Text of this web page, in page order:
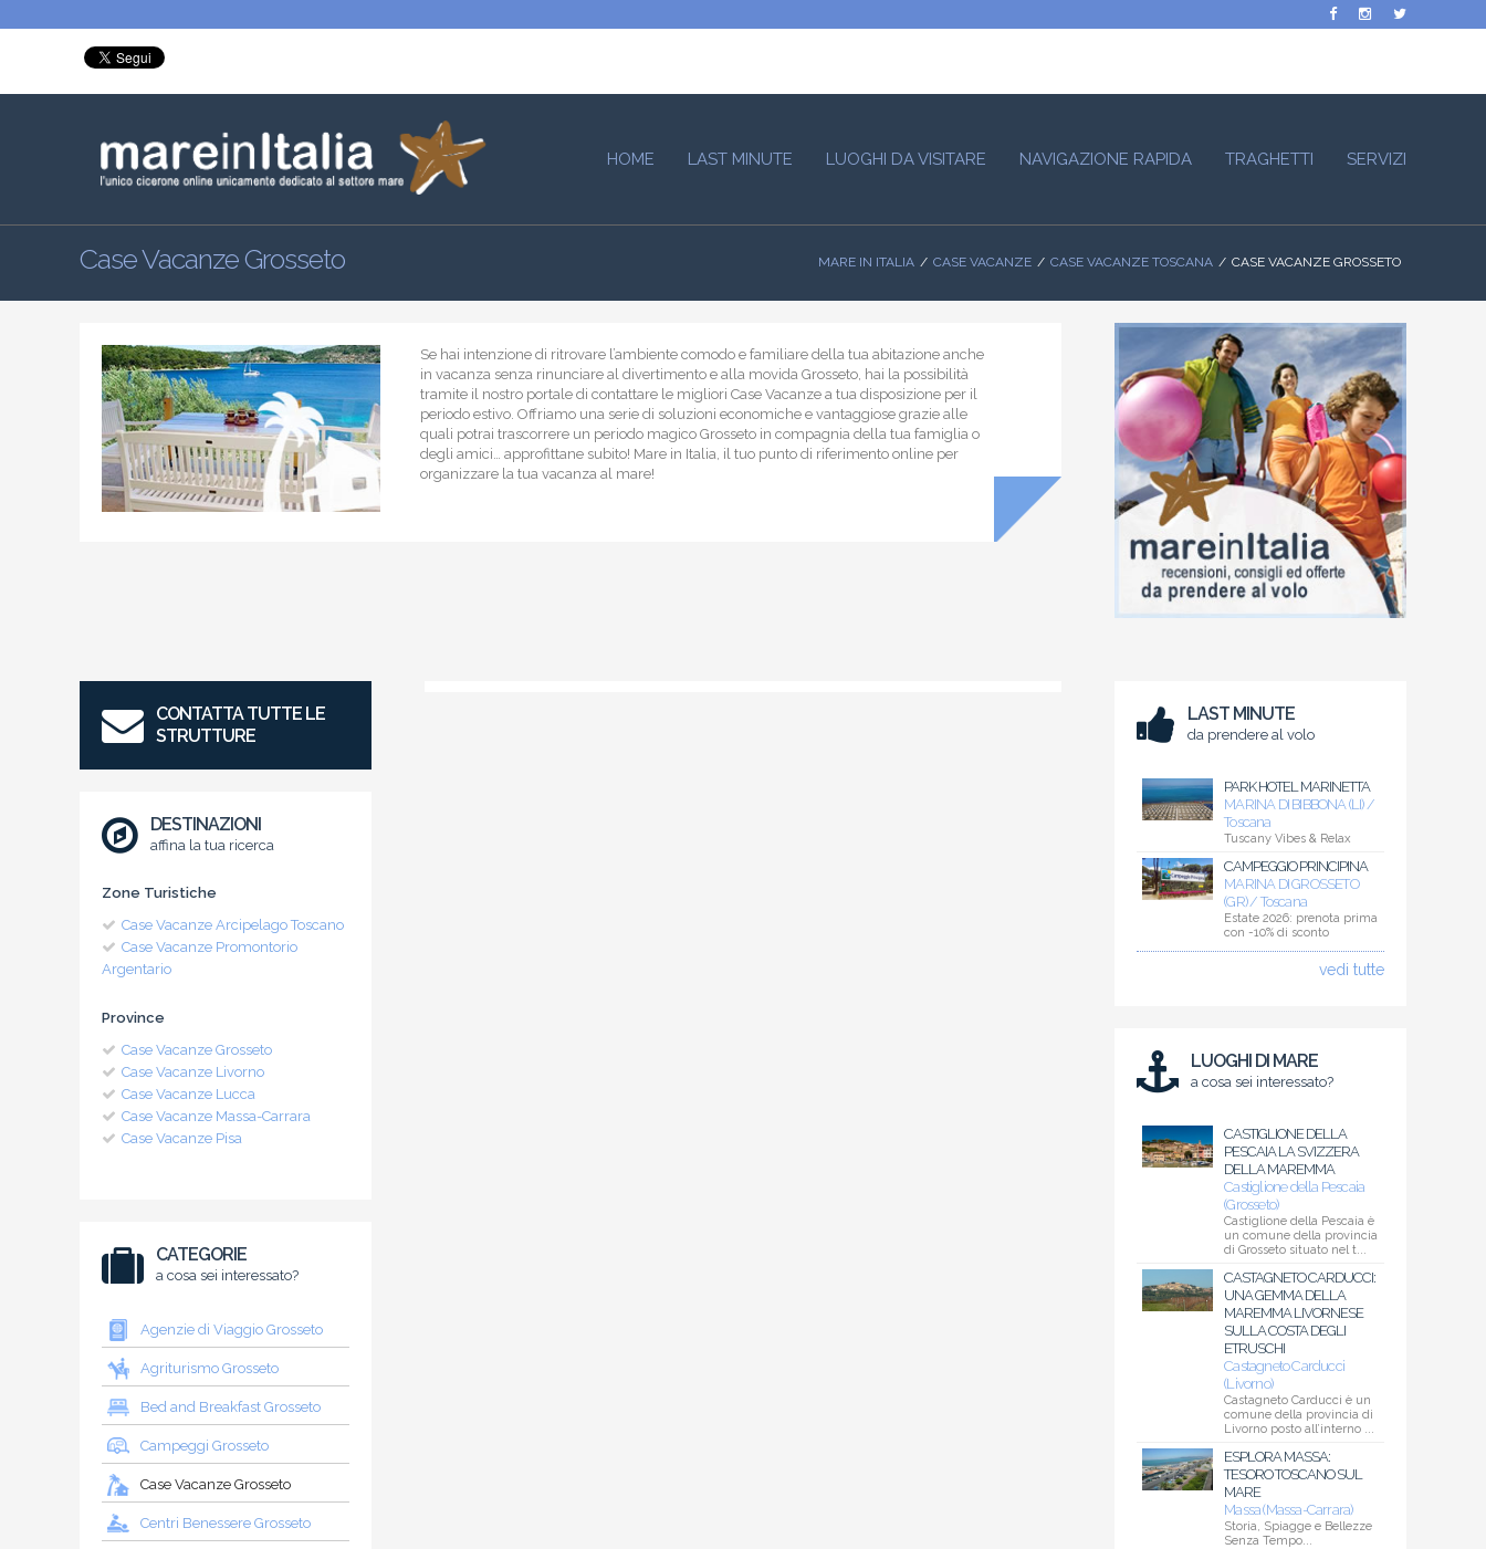
HOME LAST MINUTE LUOGHI DA VISITARE NAVIGAZIONE RAPIDA TRAGHETTI SERVIZI
Case Vacanze Grosseto MARE IN ITALIA CASE VACANZE CASE VACANZE TOSCANA CASE VACANZE GROSSETO
Se hai intenzione di ritrovare l’ambiente comodo e familiare della tua abitazione anche
in vacanza senza rinunciare al divertimento e alla movida Grosseto, hai la possibilità
tramite il nostro portale di contattare le migliori Case Vacanze a tua disposizione per il
periodo estivo. Offriamo una serie di soluzioni economiche e vantaggiose grazie alle
quali potrai trascorrere un periodo magico Grosseto in compagnia della tua famiglia o
degli amici… approfittane subito! Mare in Italia, il tuo punto di riferimento online per
organizzare la tua vacanza al mare!
CONTATTA TUTTE LE
STRUTTURE
DESTINAZIONI
affina la tua ricerca
Zone Turistiche
Case Vacanze Arcipelago Toscano
Case Vacanze Promontorio
Argentario
Province
Case Vacanze Grosseto
Case Vacanze Livorno
Case Vacanze Lucca
Case Vacanze Massa-Carrara
Case Vacanze Pisa
CATEGORIE
a cosa sei interessato?
Agenzie di Viaggio Grosseto
Agriturismo Grosseto
Bed and Breakfast Grosseto
Campeggi Grosseto
Case Vacanze Grosseto
Centri Benessere Grosseto
LAST MINUTE
da prendere al volo
PARK HOTEL MARINETTA
MARINA DI BIBBONA (LI) /
Toscana
Tuscany Vibes & Relax
CAMPEGGIO PRINCIPINA
MARINA DI GROSSETO
(GR) / Toscana
Estate 2026: prenota prima
con -10% di sconto
vedi tutte
LUOGHI DI MARE
a cosa sei interessato?
CASTIGLIONE DELLA
PESCAIA LA SVIZZERA
DELLA MAREMMA
Castiglione della Pescaia
(Grosseto)
Castiglione della Pescaia è
un comune della provincia
di Grosseto situato nel t...
CASTAGNETO CARDUCCI:
UNA GEMMA DELLA
MAREMMA LIVORNESE
SULLA COSTA DEGLI
ETRUSCHI
Castagneto Carducci
(Livorno)
Castagneto Carducci è un
comune della provincia di
Livorno posto all’interno ...
ESPLORA MASSA:
TESORO TOSCANO SUL
MARE
Massa (Massa-Carrara)
Storia, Spiagge e Bellezze
Senza Tempo...